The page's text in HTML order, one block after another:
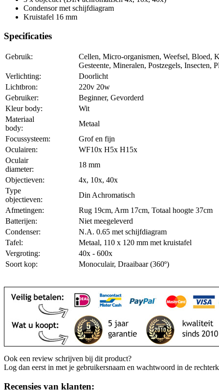
Condensor met schijfdiagram
Kruistafel 16 mm
Specificaties
Gebruik:
Cellen, Micro-organismen, Weefsel, Bloed,
Gesteente, Mineralen, Postzegels, Insecten,
Verlichting:
Doorlicht
Lichtbron:
220v 20w
Gebruiker:
Beginner, Gevorderd
Kleur body:
Wit
Materiaal
body:
Metaal
Focussysteem:
Grof en fijn
Oculairen:
WF10x H5x H15x
Oculair
diameter:
18 mm
Objectieven:
4x, 10x, 40x
Type
objectieven:
Din Achromatisch
Afmetingen:
Rug 19cm, Arm 17cm, Totaal hoogte 37cm
Batterijen:
Niet meegeleverd
Condenser:
N.A. 0.65 met schijfdiagram
Tafel:
Metaal, 110 x 120 mm met kruistafel
Vergroting:
40x - 600x
Soort kop:
Monoculair, Draaibaar (360º)
Ook een review schrijven bij dit product?
Log dan eerst in met je gebruikersnaam en wachtwoord in de
Recensies van klanten: